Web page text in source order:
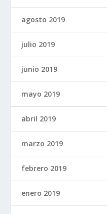
agosto 2019
julio 2019
junio 2019
mayo 2019
abril 2019
marzo 2019
febrero 2019
enero 2019